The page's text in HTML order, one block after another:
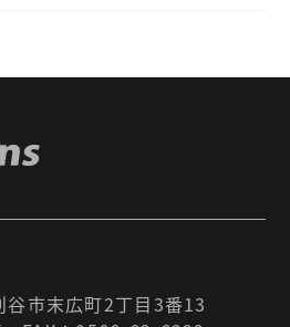
市末広町2丁目3番13